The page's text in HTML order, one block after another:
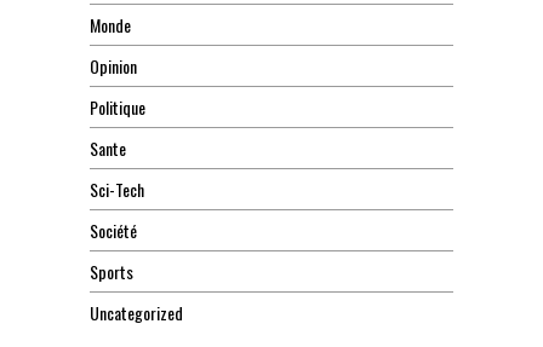
Monde
Opinion
Politique
Sante
Sci-Tech
Société
Sports
Uncategorized